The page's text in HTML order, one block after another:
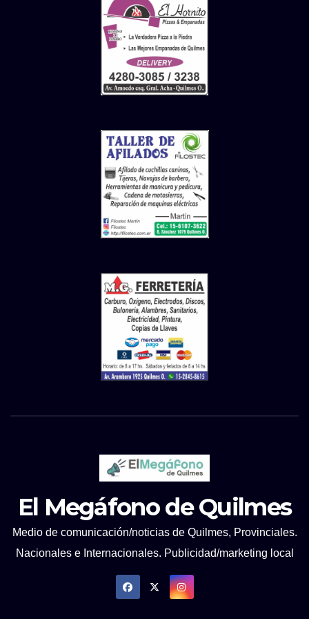
El Megáfono de Quilmes
Medio de comunicación/noticias de Quilmes, Provinciales.
Nacionales e Internacionales. Publicidad/marketing local